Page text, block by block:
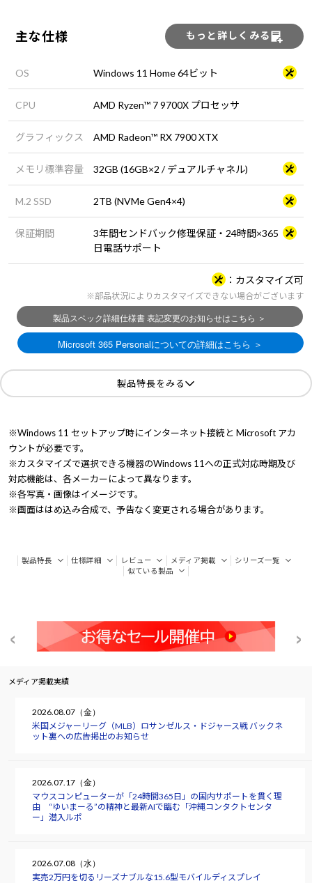
主な仕様 もっと詳しくみる
OS Windows 11 Home 64ビット
CPU AMD Ryzen™ 7 9700X プロセッサ
グラフィックス AMD Radeon™ RX 7900 XTX
メモリ標準容量 32GB (16GB×2 / デュアルチャネル)
M.2 SSD 2TB (NVMe Gen4×4)
保証期間
3年間センドバック修理保証・24時間×365
日電話サポート
カスタマイズ可
※部品状況によりカスタマイズできない場合がございます
製品特長をみる
※Windows 11 セットアップ時にインターネット接続と Microsoft アカ
ウントが必要です。
※カスタマイズで選択できる機器のWindows 11への正式対応時期及び
対応機能は、各メーカーによって異なります。
※各写真・画像はイメージです。
※画面ははめ込み合成で、予告なく変更される場合があります。
製品特長 仕様詳細 レビュー メディア掲載
シリーズ一覧
似ている製品
メディア掲載実績
2026.08.07（金）
米国メジャーリーグ（MLB）ロサンゼルス・ドジャース戦 バックネ
ット裏への広告掲出のお知らせ
2026.07.17（金）
マウスコンピューターが「24時間365日」の国内サポートを貫く理
由 “ゆいまーる”の精神と最新AIで臨む「沖縄コンタクトセンタ
ー」潜入ルポ
2026.07.08（水）
実売2万円を切るリーズナブルな15.6型モバイルディスプレイ